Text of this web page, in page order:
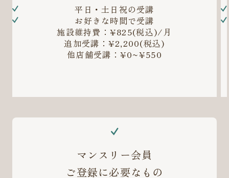
平日・土日祝の受講
お好きな時間で受講
施設維持費：¥825(税込)/月
追加受講：¥2,200(税込)
他店舗受講：¥0~¥550
マンスリー会員
ご登録に必要なもの